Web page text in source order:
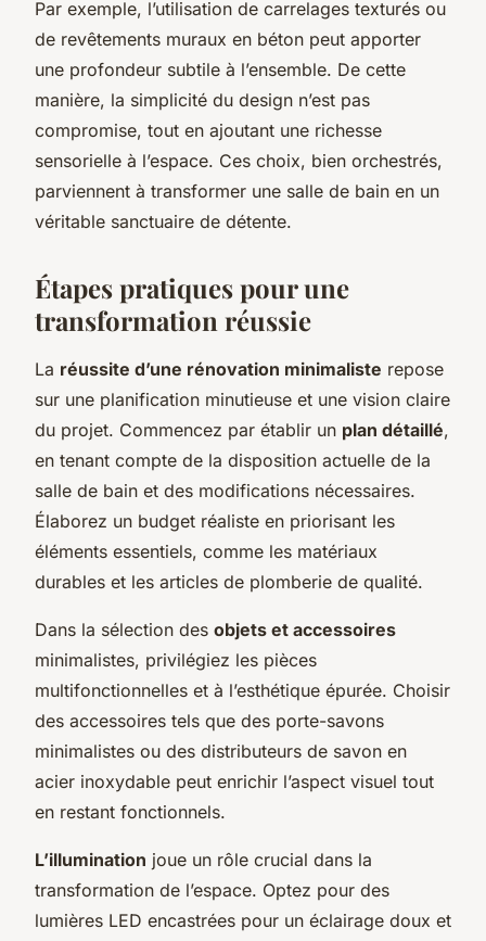
Par exemple, l’utilisation de carrelages texturés ou
de revêtements muraux en béton peut apporter
une profondeur subtile à l’ensemble. De cette
manière, la simplicité du design n’est pas
compromise, tout en ajoutant une richesse
sensorielle à l’espace. Ces choix, bien orchestrés,
parviennent à transformer une salle de bain en un
véritable sanctuaire de détente.
Étapes pratiques pour une
transformation réussie
La réussite d’une rénovation minimaliste repose
sur une planification minutieuse et une vision claire
du projet. Commencez par établir un plan détaillé,
en tenant compte de la disposition actuelle de la
salle de bain et des modifications nécessaires.
Élaborez un budget réaliste en priorisant les
éléments essentiels, comme les matériaux
durables et les articles de plomberie de qualité.
Dans la sélection des objets et accessoires
minimalistes, privilégiez les pièces
multifonctionnelles et à l’esthétique épurée. Choisir
des accessoires tels que des porte-savons
minimalistes ou des distributeurs de savon en
acier inoxydable peut enrichir l’aspect visuel tout
en restant fonctionnels.
L’illumination joue un rôle crucial dans la
transformation de l’espace. Optez pour des
lumières LED encastrées pour un éclairage doux et